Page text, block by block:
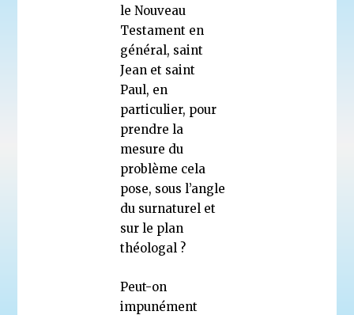
le Nouveau
Testament en
général, saint
Jean et saint
Paul, en
particulier, pour
prendre la
mesure du
problème cela
pose, sous l’angle
du surnaturel et
sur le plan
théologal ?
Peut-on
impunément